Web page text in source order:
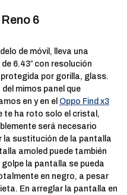
6
de móvil, lleva una
6.43″ con resolución
protegida por gorilla, glass.
mimos panel que
en y en el Oppo Find x3
te ha roto solo el cristal,
será necesario
la sustitución de la pantalla
amoled puede también
la pantalla se pueda
en negro, a pesar
En arreglar la pantalla en